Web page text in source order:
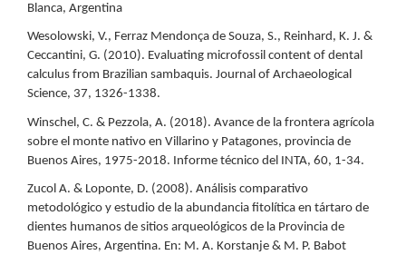
Blanca, Argentina
Wesolowski, V., Ferraz Mendonça de Souza, S., Reinhard, K. J. &
Ceccantini, G. (2010). Evaluating microfossil content of dental
calculus from Brazilian sambaquis. Journal of Archaeological
Science, 37, 1326-1338.
Winschel, C. & Pezzola, A. (2018). Avance de la frontera agrícola
sobre el monte nativo en Villarino y Patagones, provincia de
Buenos Aires, 1975-2018. Informe técnico del INTA, 60, 1-34.
Zucol A. & Loponte, D. (2008). Análisis comparativo
metodológico y estudio de la abundancia fitolítica en tártaro de
dientes humanos de sitios arqueológicos de la Provincia de
Buenos Aires, Argentina. En: M. A. Korstanje & M. P. Babot